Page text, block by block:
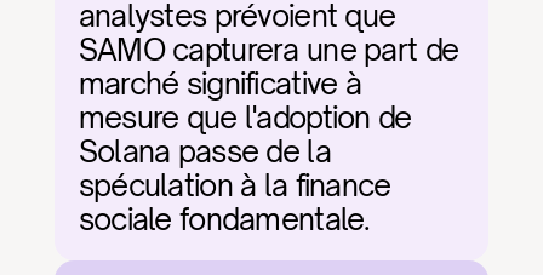
analystes prévoient que
SAMO capturera une part de
marché significative à
mesure que l'adoption de
Solana passe de la
spéculation à la finance
sociale fondamentale.